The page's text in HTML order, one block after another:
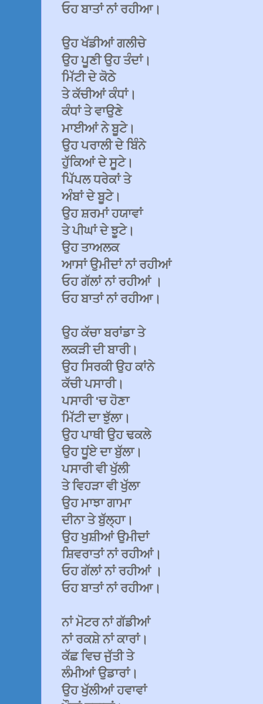
ਓਹ ਬਾਤਾਂ ਨਾਂ ਰਹੀਆ।
ਉਹ ਖੱਡੀਆਂ ਗਲੀਚੇ
ਉਹ ਪੂਣੀ ਉਹ ਤੰਦਾਂ।
ਮਿੱਟੀ ਦੇ ਕੋਠੇ
ਤੇ ਕੱਚੀਆਂ ਕੰਧਾਂ।
ਕੰਧਾਂ ਤੇ ਵਾਉਣੇ
ਮਾਈਆਂ ਨੇ ਬੂਟੇ।
ਉਹ ਪਰਾਲੀ ਦੇ ਬਿੰਨੇ
ਹੁੱਕਿਆਂ ਦੇ ਸੂਟੇ।
ਪਿੱਪਲ ਧਰੇਕਾਂ ਤੇ
ਅੰਬਾਂ ਦੇ ਬੂਟੇ।
ਉਹ ਸ਼ਰਮਾਂ ਹਯਾਵਾਂ
ਤੇ ਪੀਘਾਂ ਦੇ ਝੂਟੇ।
ਉਹ ਤਾਅਲਕ
ਆਸਾਂ ਉਮੀਦਾਂ ਨਾਂ ਰਹੀਆਂ
ਓਹ ਗੱਲਾਂ ਨਾਂ ਰਹੀਆਂ ।
ਓਹ ਬਾਤਾਂ ਨਾਂ ਰਹੀਆ।
ਉਹ ਕੱਚਾ ਬਰਾਂਡਾ ਤੇ
ਲਕੜੀ ਦੀ ਬਾਰੀ।
ਉਹ ਸਿਰਕੀ ਉਹ ਕਾਂਨੇ
ਕੱਚੀ ਪਸਾਰੀ।
ਪਸਾਰੀ 'ਚ ਹੋਣਾ
ਮਿੱਟੀ ਦਾ ਝੁੱਲਾ।
ਉਹ ਪਾਥੀ ਉਹ ਢਕਲੇ
ਉਹ ਧੂਂਏ ਦਾ ਬੁੱਲਾ।
ਪਸਾਰੀ ਵੀ ਖੁੱਲੀ
ਤੇ ਵਿਹੜਾ ਵੀ ਖੁੱਲਾ
ਉਹ ਮਾਝਾ ਗਾਮਾ
ਦੀਨਾ ਤੇ ਬੁੱਲ੍ਹਾ।
ਉਹ ਖੁਸ਼ੀਆਂ ਉਮੀਦਾਂ
ਸ਼ਿਵਰਾਤਾਂ ਨਾਂ ਰਹੀਆਂ।
ਓਹ ਗੱਲਾਂ ਨਾਂ ਰਹੀਆਂ ।
ਓਹ ਬਾਤਾਂ ਨਾਂ ਰਹੀਆ।
ਨਾਂ ਮੋਟਰ ਨਾਂ ਗੱਡੀਆਂ
ਨਾਂ ਰਕਸ਼ੇ ਨਾਂ ਕਾਰਾਂ।
ਕੱਛ ਵਿਚ ਜੁੱਤੀ ਤੇ
ਲੰਮੀਆਂ ਉਡਾਰਾਂ।
ਉਹ ਖੁੱਲੀਆਂ ਹਵਾਵਾਂ